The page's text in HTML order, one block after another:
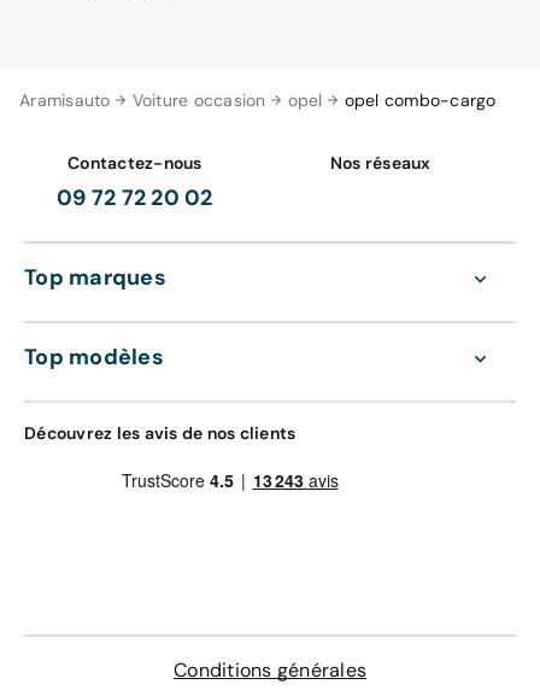
Aramisauto Voiture occasion opel opel combo-cargo
Contactez-nous
09 72 72 20 02
Nos réseaux
Top marques
Top modèles
Découvrez les avis de nos clients
Conditions générales